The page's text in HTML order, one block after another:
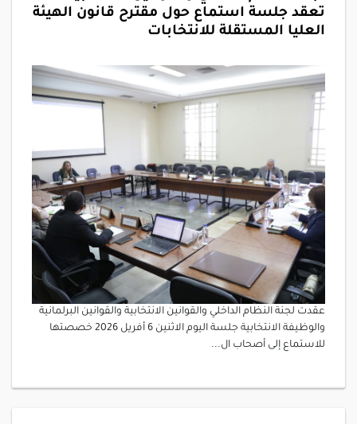
تعقد جلسة استماع حول مقترح قانون الهيئة
العليا المستقلة للانتخابات
عقدت لجنة النظام الداخلي والقوانين الانتخابية والقوانين البرلمانية
والوظيفة الانتخابية جلسة اليوم الاثنين 6 أفريل 2026 خصصتها
للاستماع إلى أصحاب ال...